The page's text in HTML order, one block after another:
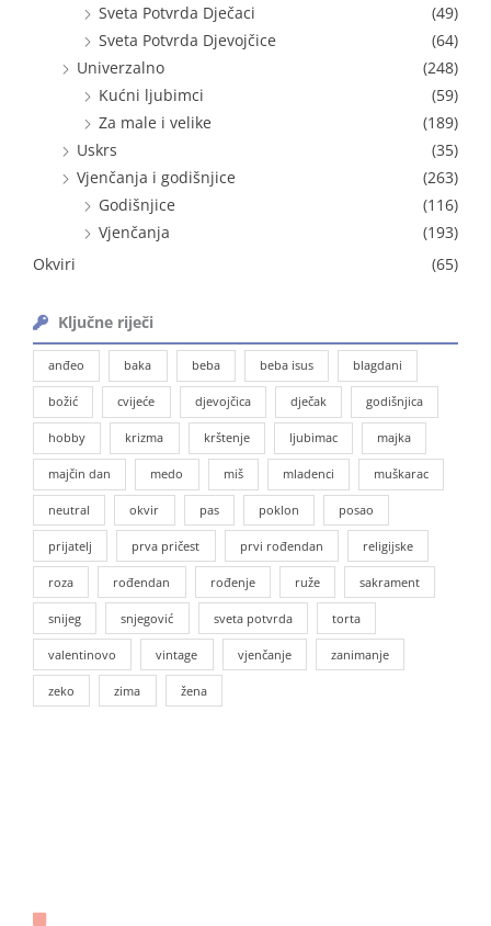
Sveta Potvrda Dječaci
(49)
Sveta Potvrda Djevojčice
(64)
Univerzalno
(248)
Kućni ljubimci
(59)
Za male i velike
(189)
Uskrs
(35)
Vjenčanja i godišnjice
(263)
Godišnjice
(116)
Vjenčanja
(193)
Okviri
(65)
Ključne riječi
anđeo baka beba beba isus blagdani
božić cvijeće djevojčica dječak godišnjica
hobby krizma krštenje ljubimac majka
majčin dan medo miš mladenci muškarac
neutral okvir pas poklon posao
prijatelj prva pričest prvi rođendan religijske
roza rođendan rođenje ruže sakrament
snijeg snjegović sveta potvrda torta
valentinovo vintage vjenčanje zanimanje
zeko zima žena